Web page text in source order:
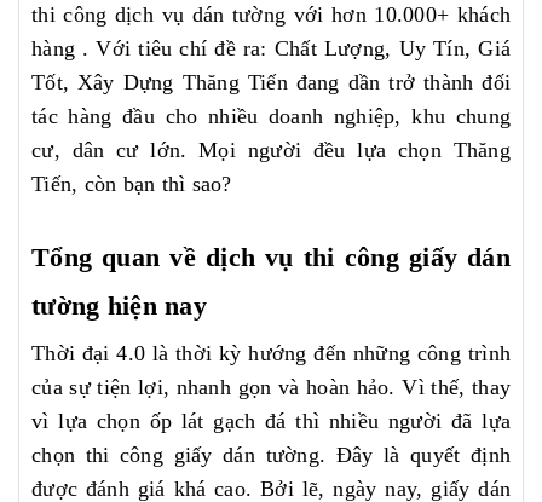
thi công dịch vụ dán tường với hơn 10.000+ khách
hàng . Với tiêu chí đề ra: Chất Lượng, Uy Tín, Giá
Tốt, Xây Dựng Thăng Tiến đang dần trở thành đối
tác hàng đầu cho nhiều doanh nghiệp, khu chung
cư, dân cư lớn. Mọi người đều lựa chọn Thăng
Tiến, còn bạn thì sao?
Tổng quan về dịch vụ thi công giấy dán
tường hiện nay
Thời đại 4.0 là thời kỳ hướng đến những công trình
của sự tiện lợi, nhanh gọn và hoàn hảo. Vì thế, thay
vì lựa chọn ốp lát gạch đá thì nhiều người đã lựa
chọn thi công giấy dán tường. Đây là quyết định
được đánh giá khá cao. Bởi lẽ, ngày nay, giấy dán